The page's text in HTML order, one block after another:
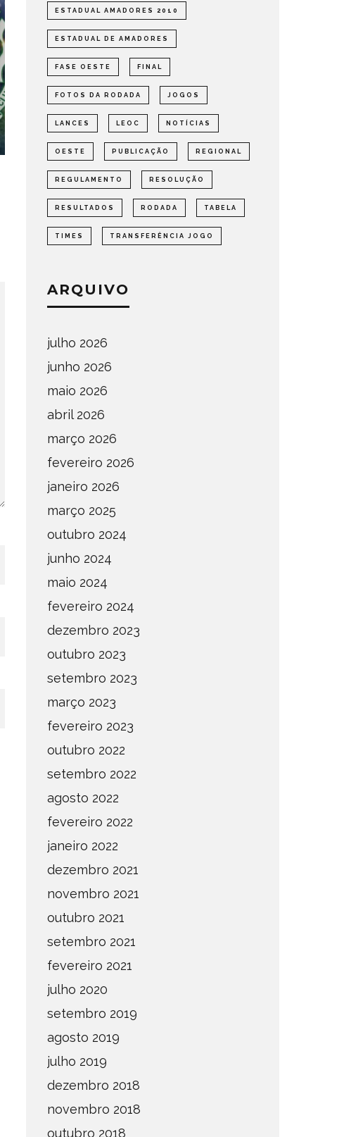
FOTOS DA RODADA FINAL
FOTOS
ESTADUAL AMADORES 2010
ESTADUAL DE AMADORES
FASE OESTE FINAL
FOTOS DA RODADA JOGOS
LANCES LEOC NOTÍCIAS
OESTE PUBLICAÇÃO REGIONAL
REGULAMENTO RESOLUÇÃO
RESULTADOS RODADA TABELA
TIMES TRANSFERÊNCIA JOGO
ARQUIVO
julho 2026
junho 2026
maio 2026
abril 2026
março 2026
fevereiro 2026
janeiro 2026
março 2025
outubro 2024
junho 2024
maio 2024
fevereiro 2024
dezembro 2023
outubro 2023
setembro 2023
março 2023
fevereiro 2023
outubro 2022
setembro 2022
agosto 2022
fevereiro 2022
janeiro 2022
dezembro 2021
novembro 2021
outubro 2021
setembro 2021
fevereiro 2021
julho 2020
setembro 2019
agosto 2019
julho 2019
dezembro 2018
novembro 2018
outubro 2018